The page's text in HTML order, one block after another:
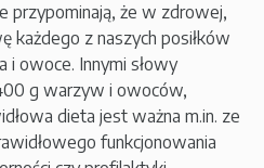
przypominają, że w zdrowej,
każdego z naszych posiłków
owoce. Innymi słowy
g warzyw i owoców,
dieta jest ważna m.in. ze
funkcjonowania